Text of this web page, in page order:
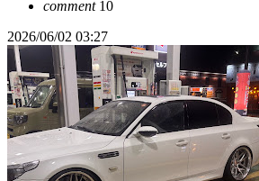
comment10
2026/06/02 03:27